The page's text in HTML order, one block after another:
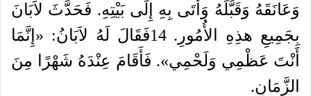
وَعَانَقَهُ وَقَبَّلَهُ وَأَتَى بِهِ إِلَى بَيْتِهِ. فَحَدَّثَ لاَبَانَ
بِجَمِيعِ هذِهِ الأُمُورِ .
14فَقَالَ لَهُ لاَبَانُ: « إِنَّمَا
أَنْتَ عَظْمِي وَلَحْمِي». فَأَقَامَ عِنْدَهُ شَهْرًا
مِنَ
الزَّمَانِ.